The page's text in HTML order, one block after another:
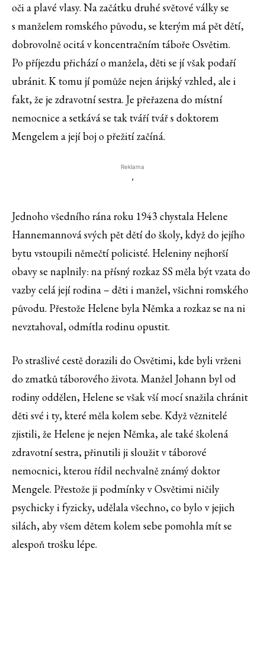
oči a plavé vlasy. Na začátku druhé světové války se
s manželem romského původu, se kterým má pět dětí,
dobrovolně ocitá v koncentračním táboře Osvětim.
Po příjezdu přichází o manžela, děti se jí však podaří
ubránit. K tomu jí pomůže nejen árijský vzhled, ale i
fakt, že je zdravotní sestra. Je přeřazena do místní
nemocnice a setkává se tak tváří tvář s doktorem
Mengelem a její boj o přežití začíná.
Reklama
'
Jednoho všedního rána roku 1943 chystala Helene
Hannemannová svých pět dětí do školy, když do jejího
bytu vstoupili němečtí policisté. Heleniny nejhorší
obavy se naplnily: na přísný rozkaz SS měla být vzata do
vazby celá její rodina – děti i manžel, všichni romského
původu. Přestože Helene byla Němka a rozkaz se na ni
nevztahoval, odmítla rodinu opustit.
Po strašlivé cestě dorazili do Osvětimi, kde byli vrženi
do zmatků táborového života. Manžel Johann byl od
rodiny oddělen, Helene se však vší mocí snažila chránit
děti své i ty, které měla kolem sebe. Když věznitelé
zjistili, že Helene je nejen Němka, ale také školená
zdravotní sestra, přinutili ji sloužit v táborové
nemocnici, kterou řídil nechvalně známý doktor
Mengele. Přestože ji podmínky v Osvětimi ničily
psychicky i fyzicky, udělala všechno, co bylo v jejich
silách, aby všem dětem kolem sebe pomohla mít se
alespoň trošku lépe.